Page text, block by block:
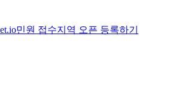
민원 접수지역 오픈 등록하기